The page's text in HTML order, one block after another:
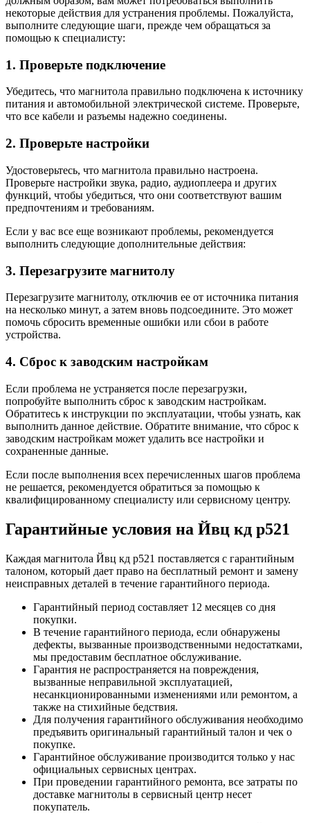
некоторые действия для устранения проблемы. Пожалуйста,
выполните следующие шаги, прежде чем обращаться за
помощью к специалисту:
1. Проверьте подключение
Убедитесь, что магнитола правильно подключена к источнику
питания и автомобильной электрической системе. Проверьте,
что все кабели и разъемы надежно соединены.
2. Проверьте настройки
Удостоверьтесь, что магнитола правильно настроена.
Проверьте настройки звука, радио, аудиоплеера и других
функций, чтобы убедиться, что они соответствуют вашим
предпочтениям и требованиям.
Если у вас все еще возникают проблемы, рекомендуется
выполнить следующие дополнительные действия:
3. Перезагрузите магнитолу
Перезагрузите магнитолу, отключив ее от источника питания
на несколько минут, а затем вновь подсоедините. Это может
помочь сбросить временные ошибки или сбои в работе
устройства.
4. Сброс к заводским настройкам
Если проблема не устраняется после перезагрузки,
попробуйте выполнить сброс к заводским настройкам.
Обратитесь к инструкции по эксплуатации, чтобы узнать, как
выполнить данное действие. Обратите внимание, что сброс к
заводским настройкам может удалить все настройки и
сохраненные данные.
Если после выполнения всех перечисленных шагов проблема
не решается, рекомендуется обратиться за помощью к
квалифицированному специалисту или сервисному центру.
Гарантийные условия на Йвц кд р521
Каждая магнитола Йвц кд р521 поставляется с гарантийным
талоном, который дает право на бесплатный ремонт и замену
неисправных деталей в течение гарантийного периода.
Гарантийный период составляет 12 месяцев со дня
покупки.
В течение гарантийного периода, если обнаружены
дефекты, вызванные производственными недостатками,
мы предоставим бесплатное обслуживание.
Гарантия не распространяется на повреждения,
вызванные неправильной эксплуатацией,
несанкционированными изменениями или ремонтом, а
также на стихийные бедствия.
Для получения гарантийного обслуживания необходимо
предъявить оригинальный гарантийный талон и чек о
покупке.
Гарантийное обслуживание производится только у нас
официальных сервисных центрах.
При проведении гарантийного ремонта, все затраты по
доставке магнитолы в сервисный центр несет
покупатель.